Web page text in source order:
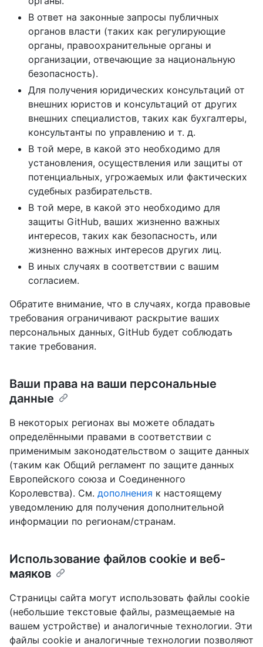
В ответ на законные запросы публичных
органов власти (таких как регулирующие
органы, правоохранительные органы и
организации, отвечающие за национальную
безопасность).
Для получения юридических консультаций от
внешних юристов и консультаций от других
внешних специалистов, таких как бухгалтеры,
консультанты по управлению и т. д.
В той мере, в какой это необходимо для
установления, осуществления или защиты от
потенциальных, угрожаемых или фактических
судебных разбирательств.
В той мере, в какой это необходимо для
защиты GitHub, ваших жизненно важных
интересов, таких как безопасность, или
жизненно важных интересов других лиц.
В иных случаях в соответствии с вашим
согласием.
Обратите внимание, что в случаях, когда правовые
требования ограничивают раскрытие ваших
персональных данных, GitHub будет соблюдать
такие требования.
Ваши права на ваши персональные
данные
В некоторых регионах вы можете обладать
определёнными правами в соответствии с
применимым законодательством о защите данных
(таким как Общий регламент по защите данных
Европейского союза и Соединенного
Королевства). См. дополнения к настоящему
уведомлению для получения дополнительной
информации по регионам/странам.
Использование файлов cookie и веб-
маяков
Страницы сайта могут использовать файлы cookie
(небольшие текстовые файлы, размещаемые на
вашем устройстве) и аналогичные технологии. Эти
файлы cookie и аналогичные технологии позволяют